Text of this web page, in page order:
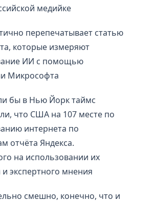
медийке
перепечатывает статью
которые измеряют
ИИ с помощью
Микрософта
бы в Нью Йорк таймс
что США на 107 месте по
интернета по
отчёта Яндекса.
на использовании их
экспертного мнения
смешно, конечно, что и